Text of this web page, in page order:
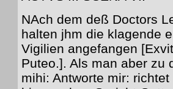
NAch dem deß Doctors
halten jhm die klagende
Vigilien angefangen
Puteo.]. Als man aber zu
mihi: Antworte mir: